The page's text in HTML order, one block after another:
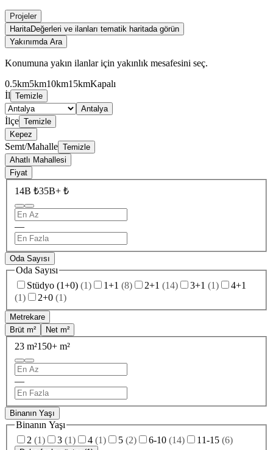
Projeler
HaritaDeğerleri ve ilanları tematik haritada görün
Yakınımda Ara
Konumuna yakın ilanlar için yakınlık mesafesini seç.
0.5km5km10km15kmKapalı
İl Temizle
Antalya
İlçe Temizle
Kepez
Semt/Mahalle Temizle
Ahatlı Mahallesi
Fiyat
14B ₺35B+ ₺
—
Oda Sayısı
Oda Sayısı
Stüdyo (1+0) (1) 1+1 (8) 2+1 (14) 3+1 (1)
4+1
(1) 2+0 (1)
Metrekare
Brüt m²
Net m²
23 m²150+ m²
—
Binanın Yaşı
Binanın Yaşı
2 (1) 3 (1) 4 (1) 5 (2) 6-10 (14) 11-15 (6)